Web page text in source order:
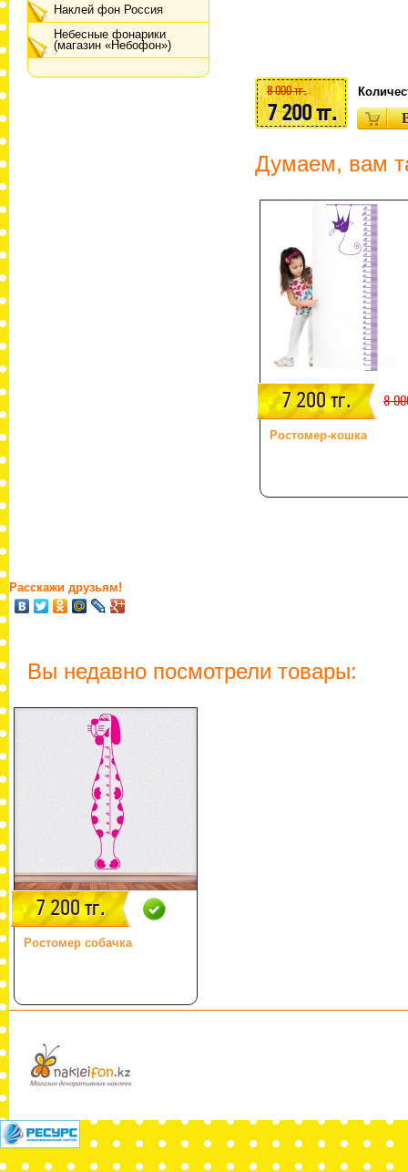
Наклей фон Россия
Небесные фонарики
(магазин «Небофон»)
8 000 тг.
7 200 тг.
Думаем, вам
7 200 тг. 8
Ростомер-кошка
Расскажи друзьям!
Вы недавно посмотрели товары:
7 200 тг.
Ростомер собачка